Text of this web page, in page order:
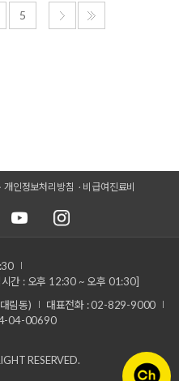
5
개인정보처리방침 비급여진료비
시간 : 오후 12:30 ~ 오후 01:30]
림동)
대표전화 : 02-829-9000
04-00690
RESERVED.